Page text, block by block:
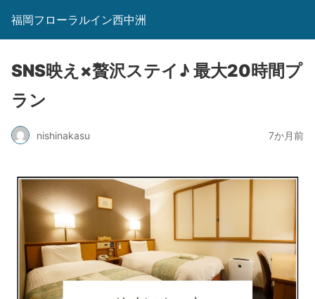
福岡フローラルイン西中洲
SNS映え×贅沢ステイ♪ 最大20時間プ
ラン
nishinakasu 7か月前